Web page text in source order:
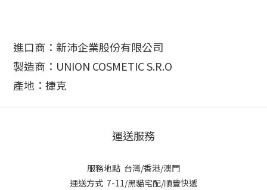
進口商：新沛企業股份有限公司
製造商：UNION COSMETIC S.R.O
產地：捷克
運送服務
服務地點 台灣/香港/澳門
運送方式 7-11/黑貓宅配/順豐快遞